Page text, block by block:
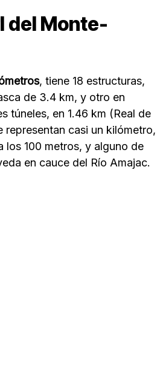
del Monte-
, tiene 18 estructuras,
de 3.4 km, y otro en
túneles, en 1.46 km (Real de
casi un kilómetro,
los 100 metros, y alguno de
en cauce del Río Amajac.